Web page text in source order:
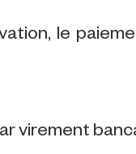
le
virement